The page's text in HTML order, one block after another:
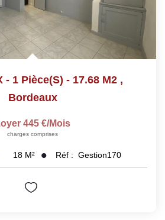
- 1 Pièce(s) - 17.68 M2 ,
Bordeaux
445 €/mois
charges comprises
18 M² Réf : Gestion170